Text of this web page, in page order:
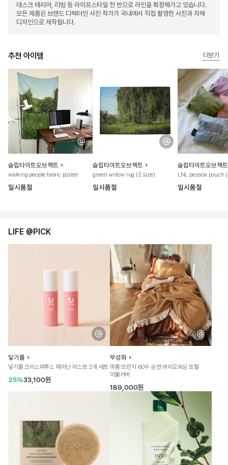
데스크 테리어, 리빙 등 라이프스타일 전 반으로 라인을 확장해가고 있습니다.
모든 제품은 브랜드 디렉터인 사진 작가가 국내에서 직접 촬영한 사진과 자체
디자인으로 제작됩니다.
추천 아이템 더보기
슬립타이트오브젝트
walking people fabric poster
일시품절
슬립타이트오브젝트
green willow rug (2 size)
일시품절
슬립타이트오브젝트
LNL pessoa pouch
일시품절
LIFE @PICK
닿기를
닿기를 크리스파투스 페미닌 미스트 2개 세트
25%33,100원
무성화
마롱 브런치 60수 순면 바이오워싱 프릴
이불커버
189,000원